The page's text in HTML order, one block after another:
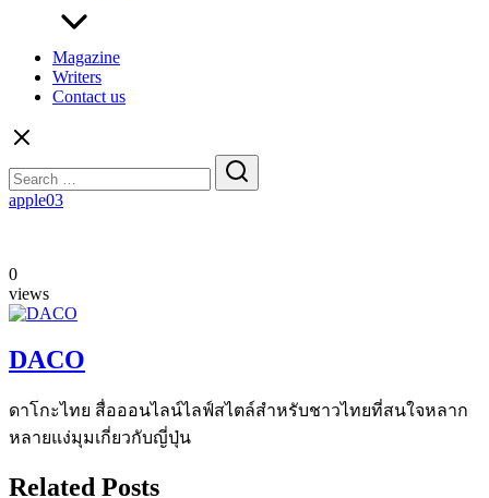
Magazine
Writers
Contact us
for:
apple03
0
views
DACO
ดาโกะไทย สื่อออนไลน์ไลฟ์สไตล์สำหรับชาวไทยที่สนใจหลาก
หลายแง่มุมเกี่ยวกับญี่ปุ่น
Related Posts